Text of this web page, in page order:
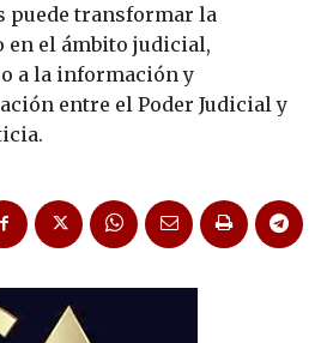
puede transformar la
en el ámbito judicial,
a la información y
entre el Poder Judicial y